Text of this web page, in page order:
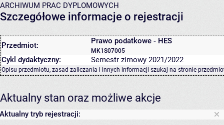
ARCHIWUM PRAC DYPLOMOWYCH
Szczegółowe informacje o rejestracji
Przedmiot: Prawo podatkowe - HES
MK1S07005
Cykl dydaktyczny: Semestr zimowy 2021/2022
Opisu przedmiotu, zasad zaliczania i innych informacji szukaj na stronie
Aktualny stan oraz możliwe akcje
Aktualny tryb rejestracji: